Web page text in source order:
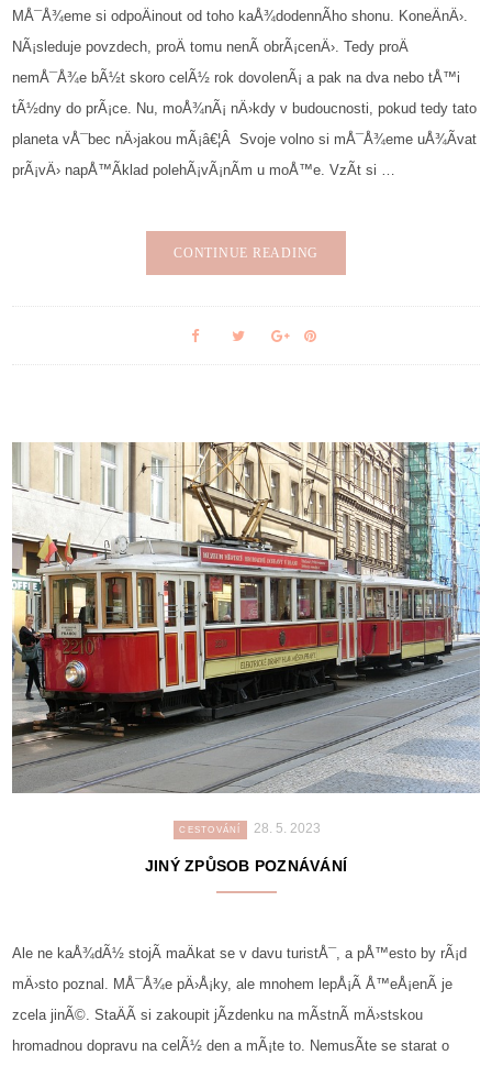
MÅ¯Å¾eme si odpoÄinout od toho kaÅ¾dodennÃ­ho shonu. KoneÄnÄ›.
NÃ¡sleduje povzdech, proÄ tomu nenÃ­ obrÃ¡cenÄ›. Tedy proÄ
nemÅ¯Å¾e bÃ½t skoro celÃ½ rok dovolenÃ¡ a pak na dva nebo tÅ™i
tÃ½dny do prÃ¡ce. Nu, moÅ¾nÃ¡ nÄ›kdy v budoucnosti, pokud tedy tato
planeta vÅ¯bec nÄ›jakou mÃ¡â€¦Â Svoje volno si mÅ¯Å¾eme uÅ¾Ã­vat
prÃ¡vÄ› napÅ™Ã­klad polehÃ¡vÃ¡nÃ­m u moÅ™e. VzÃ­t si …
CONTINUE READING
CESTOVÁNÍ 28. 5. 2023
JINÝ ZPŮSOB POZNÁVÁNÍ
Ale ne kaÅ¾dÃ½ stojÃ­ maÄkat se v davu turistÅ¯, a pÅ™esto by rÃ¡d
mÄ›sto poznal. MÅ¯Å¾e pÄ›Å¡ky, ale mnohem lepÅ¡Ã­ Å™eÅ¡enÃ­ je
zcela jinÃ©. StaÄÃ­ si zakoupit jÃ­zdenku na mÃ­stnÃ­ mÄ›stskou
hromadnou dopravu na celÃ½ den a mÃ¡te to. NemusÃ­te se starat o